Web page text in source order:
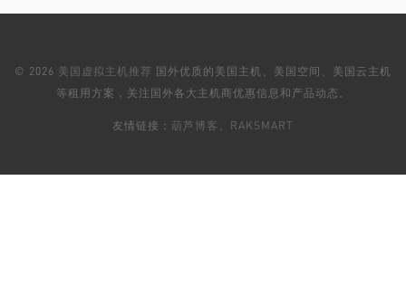
© 2026 美国虚拟主机推荐 国外优质的美国主机、美国空间、美国云主机
等租用方案，关注国外各大主机商优惠信息和产品动态。
友情链接： 葫芦博客 RAKSMART